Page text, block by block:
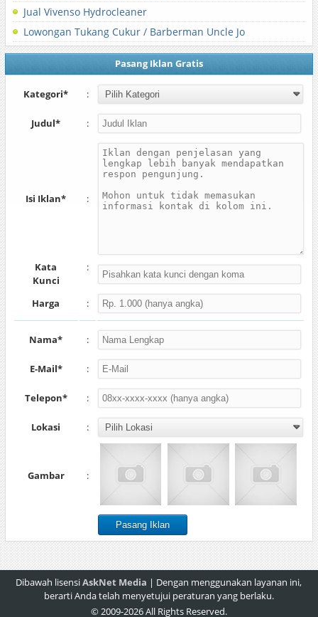
Jual Vivenso Hydrocleaner
Lowongan Tukang Cukur / Barberman Uncle Jo
Pasang Iklan Gratis
Kategori* :
Judul* :
Isi Iklan* :
Kata
Kunci
:
Harga :
Nama* :
E-Mail* :
Telepon* :
Lokasi :
Gambar :
Dibawah lisensiAskNet Media | Dengan menggunakan layanan ini,
berarti Anda telah menyetujui peraturan yang berlaku.
© 2009-2026 All Rights Reserved.